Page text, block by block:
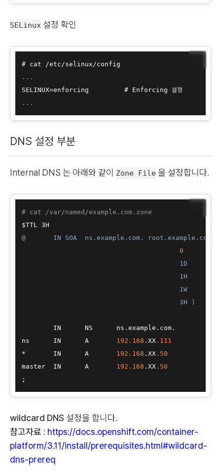
SELinux 설정 확인
...
...
DNS 설정 부분
Internal DNS 는 아래와 같이 Zone File 을 설정합니다.
# cat /var/named/example.com.zone
@	IN SOA	ns.example.com. root.example.com.
0
					3H
ns	IN	A 192.168 .XX.111
*	IN	A 192.168 .XX.50
master	IN	A 192.168 .XX.50
wildcard DNS 설정을 합니다.
참고자료 : https://docs.openshift.com/container-
platform/3.11/install/prerequisites.html#wildcard-
dns-prereq